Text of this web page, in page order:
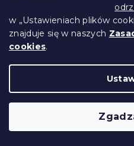
w „Ustawieniach plików
znajduje się w naszych
cookies.